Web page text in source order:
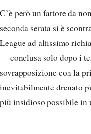
C’è però un fattore da
seconda serata si è
League ad altissimo
— conclusa solo dopo i
sovrapposizione con la
inevitabilmente drenato
più insidioso possibile in